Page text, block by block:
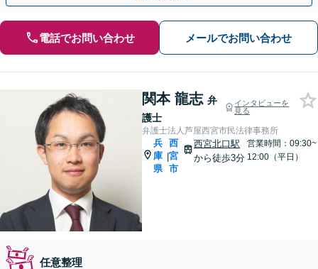
電話でお問い合わせ メールでお問い合わせ
関本 龍志 弁
護士
インタビューを
見る
弁護士法人芦屋西宮市民法律事務所
兵
庫
県
|
西
宮
市
西宮北口駅
から徒歩3分
営業時間：09:30~
12:00（平日）
任意整理